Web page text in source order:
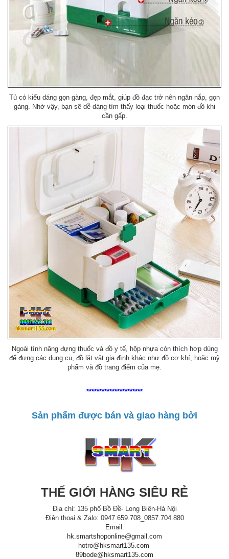
Tủ có kiểu dáng gọn gàng, đẹp mắt, giúp đồ đạc trở nên ngăn nắp, gọn
gàng. Nhờ vậy, bạn sẽ dễ dàng tìm thấy loại thuốc hoặc món đồ khi
cần gấp.
Ngoài tính năng đựng thuốc và đồ y tế, hộp nhựa còn thích hợp dùng
để đựng các dụng cụ, đồ lặt vặt gia đình khác như đồ cơ khí, hoặc mỹ
phẩm và đồ trang điểm của mẹ.
**********************
Sản phẩm được bán và giao hàng bởi
THẾ GIỚI HÀNG SIÊU RẺ
Địa chỉ: 135 phố Bồ Đề- Long Biên-Hà Nội
Điện thoại & Zalo: 0947.659.708_0857.704.880
Email:
hk.smartshoponline@gmail.com
hotro@hksmart135.com
89bode@hksmart135.com